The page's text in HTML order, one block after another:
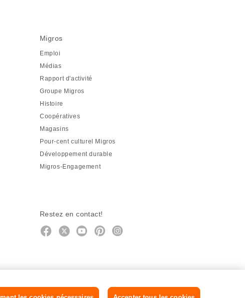
Migros
Emploi
Médias
Rapport d'activité
Groupe Migros
Histoire
Coopératives
Magasins
Pour-cent culturel Migros
Développement durable
Migros-Engagement
Restez en contact!
Facebook
http://twitter.com/migros
https://www.youtube.com/user/
PinterestInstagram